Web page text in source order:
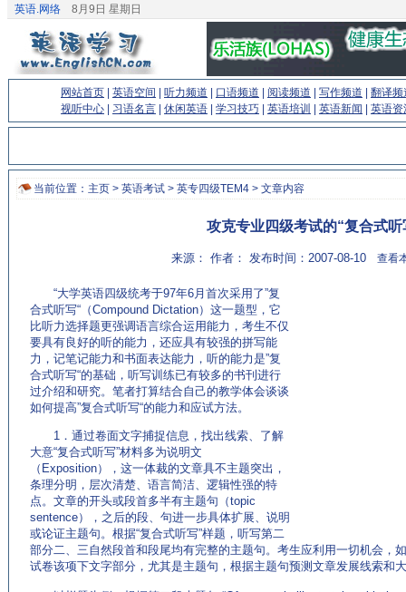
英语.网络 8月9日 星期日
网站首页 英语空间 听力频道 口语频道 阅读频道 写作频道
翻译频
视听中心
习语名言 休闲英语 学习技巧 英语培训 英语新闻 英语资
当前位置： 主页 > 英语考试 > 英专四级TEM4 > 文章内容
攻克专业四级考试的“复合式听
来源： 作者： 发布时间：2007-08-10 查看
“大学英语四级统考于97年6月首次采用了”复
合式听写“（Compound Dictation）这一题型，它
比听力选择题更强调语言综合运用能力，考生不仅
要具有良好的听的能力，还应具有较强的拼写能
力，记笔记能力和书面表达能力，听的能力是”复
合式听写“的基础，听写训练已有较多的书刊进行
过介绍和研究。笔者打算结合自己的教学体会谈谈
如何提高”复合式听写“的能力和应试方法。
1．通过卷面文字捕捉信息，找出线索、了解
大意“复合式听写”材料多为说明文
（Exposition），这一体裁的文章具不主题突出，
条理分明，层次清楚、语言简洁、逻辑性强的特
点。文章的开头或段首多半有主题句（topic
sentence），之后的段、句进一步具体扩展、说明
或论证主题句。根据“复合式听写”样题，听写第二
部分二、三自然段首和段尾均有完整的主题句。考生应利用一切机会，
试卷该项下文字部分，尤其是主题句，根据主题句预测文章发展线索和